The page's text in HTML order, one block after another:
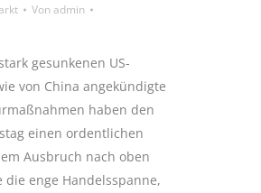
Vonadmin
gesunkenen US-
von China angekündigte
haben den
einen ordentlichen
Ausbruch nach oben
enge Handelsspanne,